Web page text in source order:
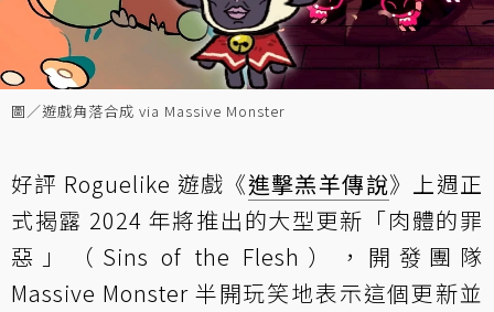
圖／遊戲角落合成 via Massive Monster
好評 Roguelike 遊戲《進擊羔羊傳說》上週正
式揭露 2024 年將推出的大型更新「肉體的罪
惡」（Sins of the Flesh），開發團隊
Massive Monster 半開玩笑地表示這個更新並